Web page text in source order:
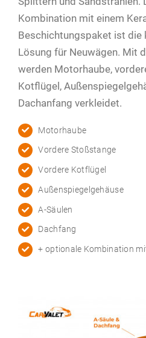
Kombination mit einem
Beschichtungspaket ist
Lösung für Neuwägen. Mit
werden Motorhaube,
Kotflügel,
Dachanfang verkleidet.
Motorhaube
Vordere Stoßstange
Vordere Kotflügel
Außenspiegelgehäuse
A-Säulen
Dachfang
+ optionale Kombination